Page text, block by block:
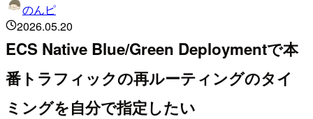
のんピ
2026.05.20
ECS Native Blue/Green Deploymentで本
番トラフィックの再ルーティングのタイ
ミングを自分で指定したい